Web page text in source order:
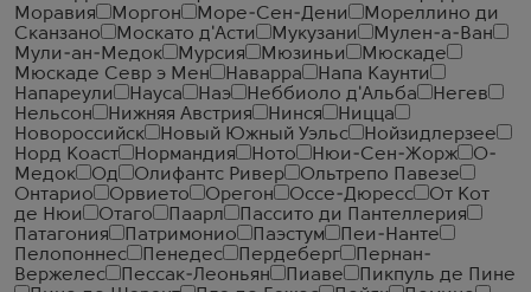
Моравия
Моргон Море-Сен-Дени
Мореллино ди
Сканзано
Москато д'Асти Мукузани
Мулен-а-Ван
Мули-ан-Медок
Мурсия Мюзиньи
Мюскаде
Мюскаде Севр э Мен
Наварра
Напа Каунти
Напареули
Науса Наэ Неббиоло д'Альба
Негев
Нельсон
Нижняя Австрия Нинся
Ницца
Новороссийск
Новый Южный Уэльс
Нойзидлерзее
Норд Коаст
Нормандия Ното Нюи-Сен-Жорж
О-
Медок
Од Олифантс Ривер
Ольтрепо Павезе
Онтарио
Орвието Орегон Оссе-Дюресс
От Кот
де Нюи
Отаго Паарл
Пассито ди Пантеллерия
Патагония
Патримонио Паэстум
Пеи-Нанте
Пелопоннес
Пенедес Пердеберг
Пернан-
Вержелес
Пессак-Леоньян Пиаве
Пикпуль де Пине